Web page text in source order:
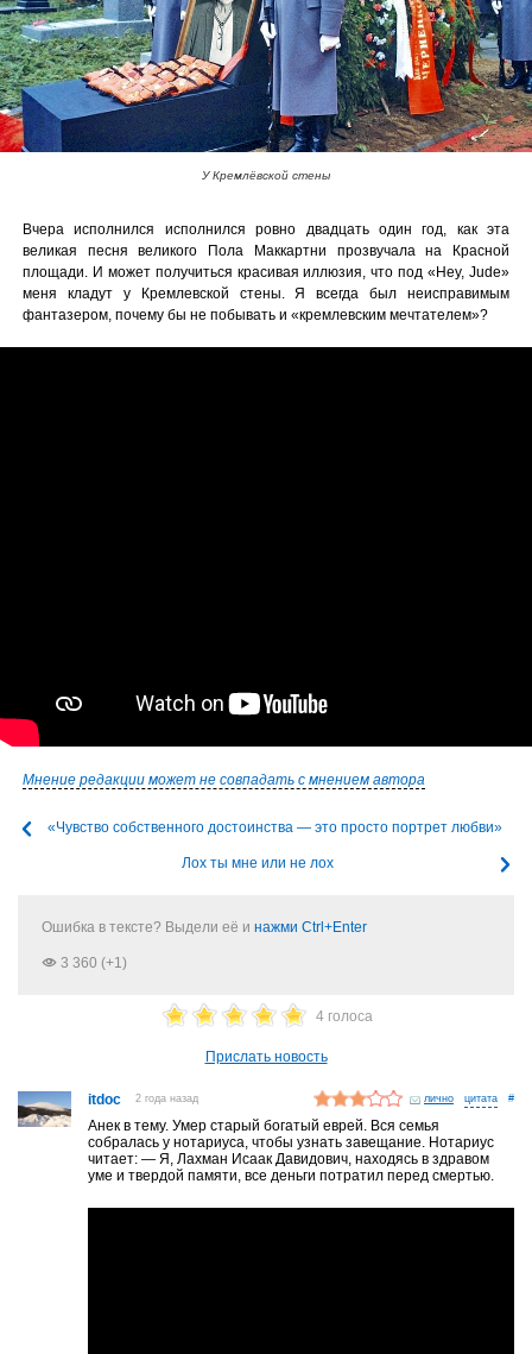
У Кремлёвской стены
Вчера исполнился исполнился ровно двадцать один год, как эта
великая песня великого Пола Маккартни прозвучала на Красной
площади. И может получиться красивая иллюзия, что под «Hey, Jude»
меня кладут у Кремлевской стены. Я всегда был неисправимым
фантазером, почему бы не побывать и «кремлевским мечтателем»?
Мнение редакции может не совпадать с мнением автора
«Чувство собственного достоинства — это просто портрет любви»
Лох ты мне или не лох
Ошибка в тексте? Выдели её и нажми Ctrl+Enter
3 360 (+1)
4 голоса
Прислать новость
itdoc 2 года назад лично #
Анек в тему. Умер старый богатый еврей. Вся семья
собралась у нотариуса, чтобы узнать завещание. Нотариус
читает: — Я, Лахман Исаак Давидович, находясь в здравом
уме и твердой памяти, все деньги потратил перед смертью.